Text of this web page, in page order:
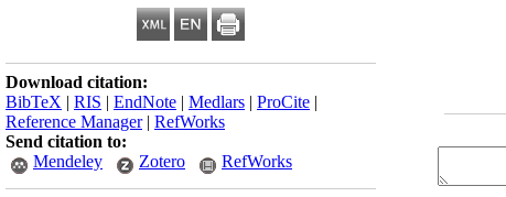
Download citation:
BibTeX | RIS | EndNote | Medlars | ProCite |
Reference Manager| RefWorks
Send citation to:
Mendeley
Zotero RefWorks